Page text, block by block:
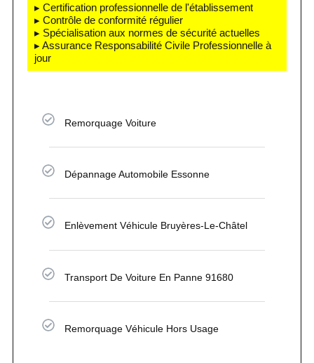
▸ Certification professionnelle de l'établissement
▸ Contrôle de conformité régulier
▸ Spécialisation aux normes de sécurité actuelles
▸ Assurance Responsabilité Civile Professionnelle à
jour
Remorquage Voiture
Dépannage Automobile Essonne
Enlèvement Véhicule Bruyères-Le-Châtel
Transport De Voiture En Panne 91680
Remorquage Véhicule Hors Usage